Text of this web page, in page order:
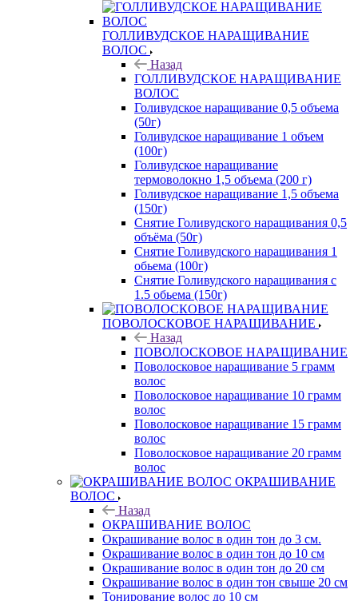
ГОЛЛИВУДСКОЕ НАРАЩИВАНИЕ
ВОЛОС
Назад
ГОЛЛИВУДСКОЕ НАРАЩИВАНИЕ
ВОЛОС
Голивудское наращивание 0,5 объема
(50г)
Голивудское наращивание 1 объем
(100г)
Голивудское наращивание
термоволокно 1,5 объема (200 г)
Голивудское наращивание 1,5 объема
(150г)
Снятие Голивудского наращивания 0,5
объёма (50г)
Снятие Голивудского наращивания 1
обьема (100г)
Снятие Голивудского наращивания с
1.5 обьема (150г)
ПОВОЛОСКОВОЕ НАРАЩИВАНИЕ
Назад
ПОВОЛОСКОВОЕ НАРАЩИВАНИЕ
Поволосковое наращивание 5 грамм
волос
Поволосковое наращивание 10 грамм
волос
Поволосковое наращивание 15 грамм
волос
Поволосковое наращивание 20 грамм
волос
ОКРАШИВАНИЕ
ВОЛОС
Назад
ОКРАШИВАНИЕ ВОЛОС
Окрашивание волос в один тон до 3 см.
Окрашивание волос в один тон до 10 см
Окрашивание волос в один тон до 20 см
Окрашивание волос в один тон свыше 20 см
Тонирование волос до 10 см